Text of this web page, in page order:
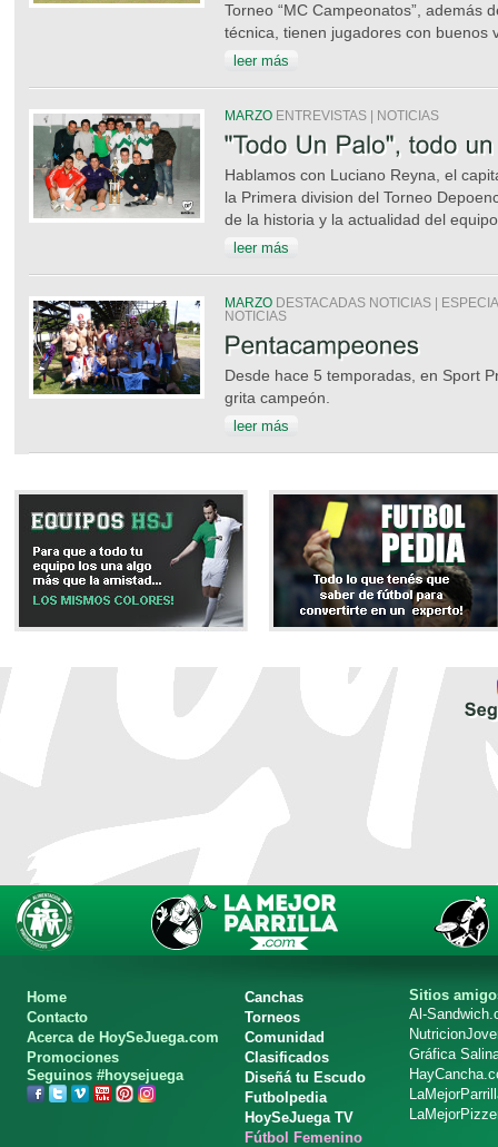
Torneo “MC Campeonatos”, además
técnica, tienen jugadores con buenos
leer más
MARZO ENTREVISTAS | NOTICIAS
Hablamos con Luciano Reyna, el
la Primera division del Torneo
de la historia y la actualidad del
leer más
MARZO DESTACADAS NOTICIAS |
NOTICIAS
Desde hace 5 temporadas, en Sport
grita campeón.
leer más
Home
Contacto
Acerca de HoySeJuega.com
Promociones
Seguinos #hoysejuega
Canchas
Torneos
Comunidad
Clasificados
Diseñá tu Escudo
Futbolpedia
HoySeJuega TV
Fútbol Femenino
Sitios
Al-
Gráfica